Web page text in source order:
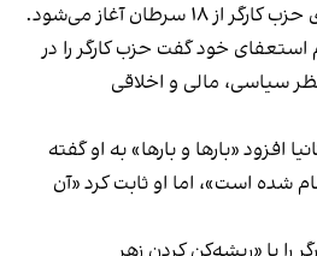
سرطان آغاز می‌شود.
استعفای خود گفت حزب کارگر را در
سیاسی، مالی و اخلاقی
افزود «بارها و بارها» به او گفته
شده است»، اما او ثابت کرد «آن